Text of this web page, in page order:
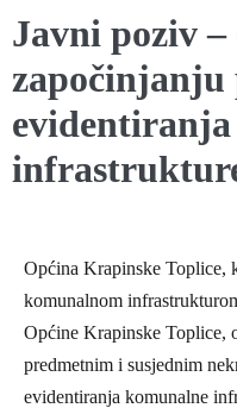
Javni poziv –
započinjanju
Općina Krapinske Toplice,
komunalnom
Općine Krapinske Toplice,
predmetnim i susjednim
evidentiranja komunalne